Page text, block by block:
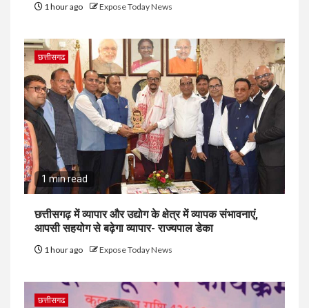
1 hour ago Expose Today News
छत्तीसगढ
1 min read
छत्तीसगढ़ में व्यापार और उद्योग के क्षेत्र में व्यापक संभावनाएं,
आपसी सहयोग से बढ़ेगा व्यापार- राज्यपाल डेका
1 hour ago Expose Today News
छत्तीसगढ